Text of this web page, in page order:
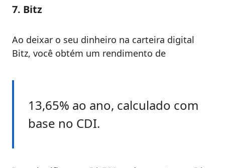
7. Bitz
Ao deixar o seu dinheiro na carteira digital
Bitz, você obtém um rendimento de
13,65% ao ano, calculado com
base no CDI.